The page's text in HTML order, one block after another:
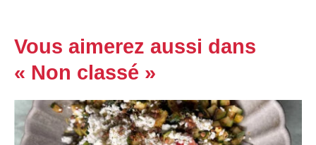
Vous aimerez aussi dans
« Non classé »